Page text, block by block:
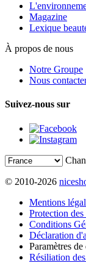
Magazine
Lexique
À propos de nous
Notre Groupe
Nous
Suivez-nous sur
© 2010-2026
Mentions
Protection
Conditions
Déclaration
Paramètres
Résiliation